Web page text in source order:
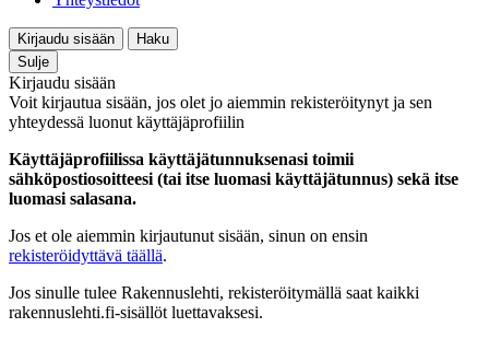
Kirjaudu sisään
Haku
Sulje
Kirjaudu sisään
Voit kirjautua sisään, jos olet jo aiemmin rekisteröitynyt ja sen
yhteydessä luonut käyttäjäprofiilin
Käyttäjäprofiilissa käyttäjätunnuksenasi toimii
sähköpostiosoitteesi (tai itse luomasi käyttäjätunnus) sekä itse
luomasi salasana.
Jos et ole aiemmin kirjautunut sisään, sinun on ensin
rekisteröidyttävä täällä.
Jos sinulle tulee Rakennuslehti, rekisteröitymällä saat kaikki
rakennuslehti.fi-sisällöt luettavaksesi.